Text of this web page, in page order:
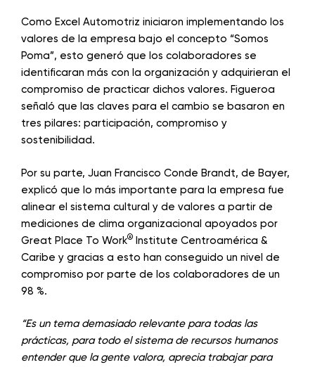
Como Excel Automotriz iniciaron implementando los
valores de la empresa bajo el concepto “Somos
Poma”, esto generó que los colaboradores se
identificaran más con la organización y adquirieran el
compromiso de practicar dichos valores. Figueroa
señaló que las claves para el cambio se basaron en
tres pilares: participación, compromiso y
sostenibilidad.
Por su parte, Juan Francisco Conde Brandt, de Bayer,
explicó que lo más importante para la empresa fue
alinear el sistema cultural y de valores a partir de
mediciones de clima organizacional apoyados por
Great Place To Work® Institute Centroamérica &
Caribe y gracias a esto han conseguido un nivel de
compromiso por parte de los colaboradores de un
98 %.
“Es un tema demasiado relevante para todas las
prácticas, para todo el sistema de recursos humanos
entender que la gente valora, aprecia trabajar para